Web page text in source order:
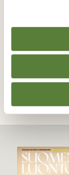
Valokuvaaja: